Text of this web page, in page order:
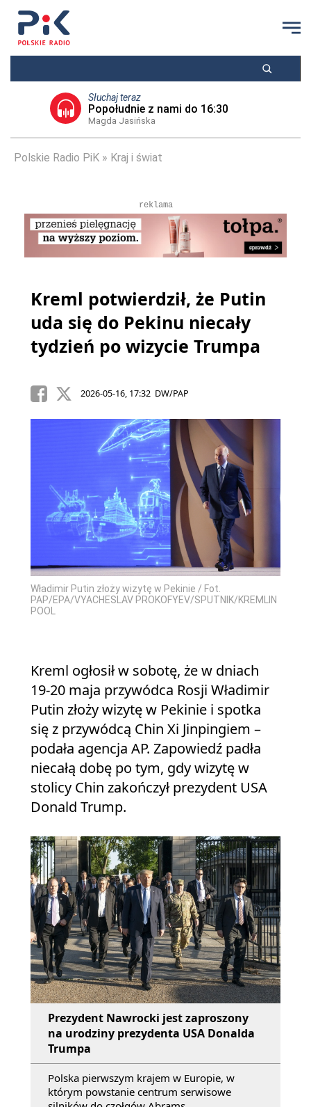
Słuchaj teraz
Popołudnie z nami do 16:30
Magda Jasińska
Polskie Radio PiK Kraj i świat
reklama
Kreml potwierdził, że Putin
uda się do Pekinu niecały
tydzień po wizycie Trumpa
2026-05-16, 17:32 DW/PAP
Władimir Putin złoży wizytę w Pekinie / Fot.
PAP/EPA/VYACHESLAV PROKOFYEV/SPUTNIK/KREMLIN
POOL
Kreml ogłosił w sobotę, że w dniach
19-20 maja przywódca Rosji Władimir
Putin złoży wizytę w Pekinie i spotka
się z przywódcą Chin Xi Jinpingiem –
podała agencja AP. Zapowiedź padła
niecałą dobę po tym, gdy wizytę w
stolicy Chin zakończył prezydent USA
Donald Trump.
Prezydent Nawrocki jest zaproszony
na urodziny prezydenta USA Donalda
Trumpa
Polska pierwszym krajem w Europie, w
którym powstanie centrum serwisowe